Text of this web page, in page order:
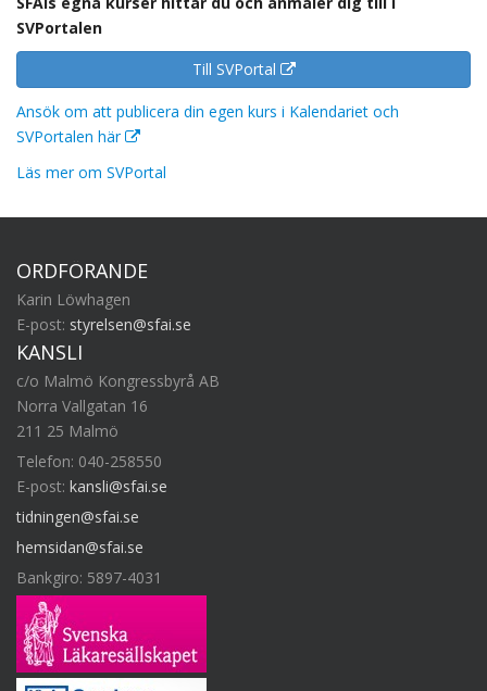
SVPortalen
Till SVPortal
Ansök om att publicera din egen kurs i Kalendariet och
SVPortalen här
Läs mer om SVPortal
ORDFÖRANDE
Karin Löwhagen
E-post: styrelsen@sfai.se
KANSLI
c/o Malmö Kongressbyrå AB
Norra Vallgatan 16
211 25 Malmö
Telefon: 040-258550
E-post: kansli@sfai.se
tidningen@sfai.se
hemsidan@sfai.se
Bankgiro: 5897-4031